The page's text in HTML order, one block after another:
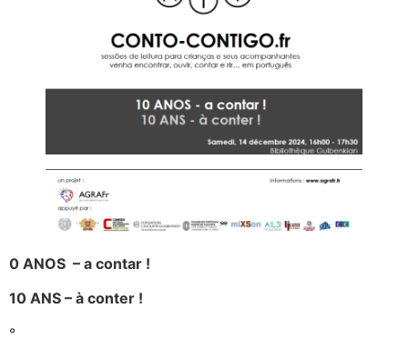
0 ANOS – a contar !
10 ANS – à conter !
°